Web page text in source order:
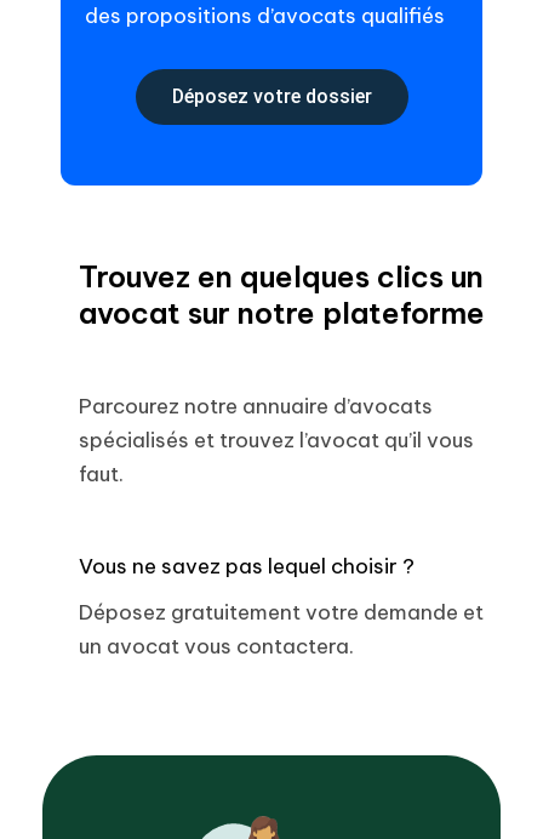
des propositions d’avocats qualifiés
Déposez votre dossier
Trouvez en quelques clics un
avocat sur notre plateforme
Parcourez notre annuaire d’avocats
spécialisés et trouvez l’avocat qu’il vous
faut.
Vous ne savez pas lequel choisir ?
Déposez gratuitement votre demande et
un avocat vous contactera.